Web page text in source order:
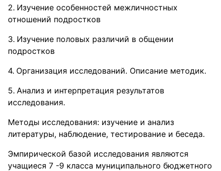
Изучение особенностей межличностных
отношений подростков
Изучение половых различий в общении
подростков
Организация исследований. Описание методик.
Анализ и интерпретация результатов
исследования.
Методы исследования: изучение и анализ
литературы, наблюдение, тестирование и беседа.
Эмпирической базой исследования являются
учащиеся 7 -9 класса муниципального бюджетного